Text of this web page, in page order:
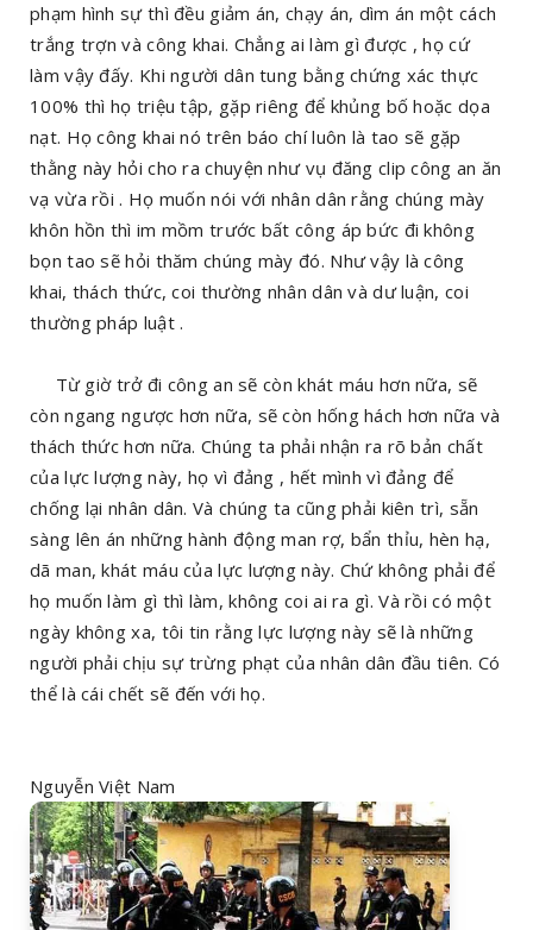
phạm hình sự thì đều giảm án, chạy án, dìm án một cách
trắng trợn và công khai. Chẳng ai làm gì được , họ cứ
làm vậy đấy. Khi người dân tung bằng chứng xác thực
100% thì họ triệu tập, gặp riêng để khủng bố hoặc dọa
nạt. Họ công khai nó trên báo chí luôn là tao sẽ gặp
thằng này hỏi cho ra chuyện như vụ đăng clip công an ăn
vạ vừa rồi . Họ muốn nói với nhân dân rằng chúng mày
khôn hồn thì im mồm trước bất công áp bức đi không
bọn tao sẽ hỏi thăm chúng mày đó. Như vậy là công
khai, thách thức, coi thường nhân dân và dư luận, coi
thường pháp luật .
Từ giờ trở đi công an sẽ còn khát máu hơn nữa, sẽ
còn ngang ngược hơn nữa, sẽ còn hống hách hơn nữa và
thách thức hơn nữa. Chúng ta phải nhận ra rõ bản chất
của lực lượng này, họ vì đảng , hết mình vì đảng để
chống lại nhân dân. Và chúng ta cũng phải kiên trì, sẵn
sàng lên án những hành động man rợ, bẩn thỉu, hèn hạ,
dã man, khát máu của lực lượng này. Chứ không phải để
họ muốn làm gì thì làm, không coi ai ra gì. Và rồi có một
ngày không xa, tôi tin rằng lực lượng này sẽ là những
người phải chịu sự trừng phạt của nhân dân đầu tiên. Có
thể là cái chết sẽ đến với họ.
Nguyễn Việt Nam